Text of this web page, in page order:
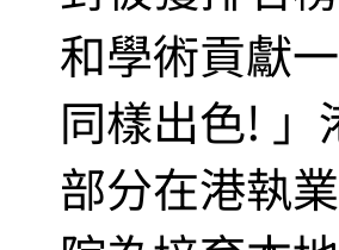
和學術貢獻
同樣出色!
部分在港執